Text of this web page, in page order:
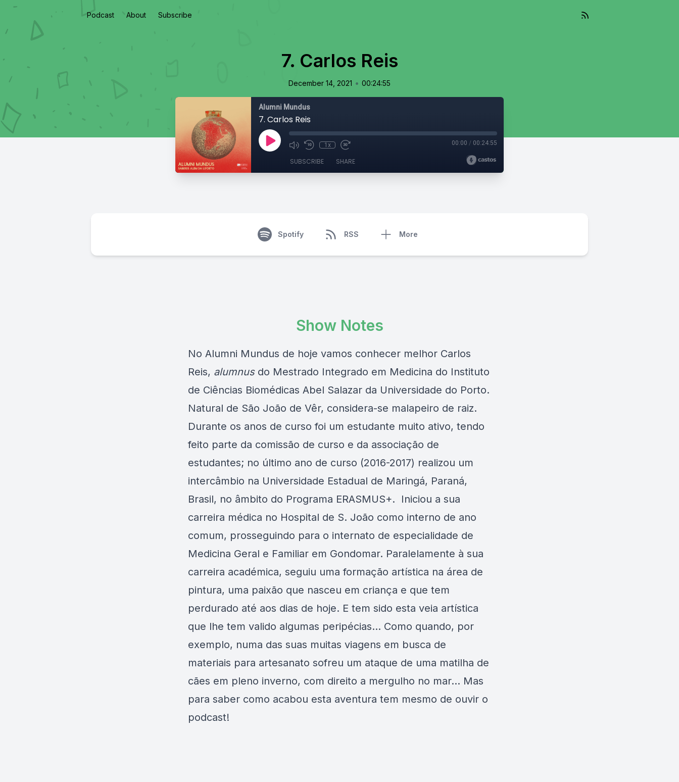
Podcast About Subscribe
7. Carlos Reis
December 14, 2021 • 00:24:55
Alumni Mundus
7. Carlos Reis
1x 00:00 / 00:24:55
SUBSCRIBE SHARE
Spotify RSS More
Show Notes
No Alumni Mundus de hoje vamos conhecer melhor Carlos
Reis, alumnusdo Mestrado Integrado em Medicina do Instituto
de Ciências Biomédicas Abel Salazar da Universidade do Porto.
Natural de São João de Vêr, considera-se malapeiro de raiz.
Durante os anos de curso foi um estudante muito ativo, tendo
feito parte da comissão de curso e da associação de
estudantes; no último ano de curso (2016-2017) realizou um
intercâmbio na Universidade Estadual de Maringá, Paraná,
Brasil, no âmbito do Programa ERASMUS+. Iniciou a sua
carreira médica no Hospital de S. João como interno de ano
comum, prosseguindo para o internato de especialidade de
Medicina Geral e Familiar em Gondomar. Paralelamente à sua
carreira académica, seguiu uma formação artística na área de
pintura, uma paixão que nasceu em criança e que tem
perdurado até aos dias de hoje. E tem sido esta veia artística
que lhe tem valido algumas peripécias… Como quando, por
exemplo, numa das suas muitas viagens em busca de
materiais para artesanato sofreu um ataque de uma matilha de
cães em pleno inverno, com direito a mergulho no mar… Mas
para saber como acabou esta aventura tem mesmo de ouvir o
podcast!